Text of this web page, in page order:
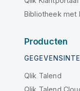
Bibliotheek met
Producten
Qlik Talend